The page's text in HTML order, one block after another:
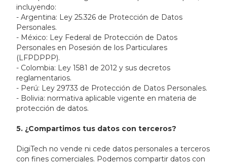
incluyendo:
- Argentina: Ley 25.326 de Protección de Datos
Personales.
- México: Ley Federal de Protección de Datos
Personales en Posesión de los Particulares
(LFPDPPP).
- Colombia: Ley 1581 de 2012 y sus decretos
reglamentarios.
- Perú: Ley 29733 de Protección de Datos Personales.
- Bolivia: normativa aplicable vigente en materia de
protección de datos.
5. ¿Compartimos tus datos con terceros?
DigiTech no vende ni cede datos personales a terceros
con fines comerciales. Podemos compartir datos con